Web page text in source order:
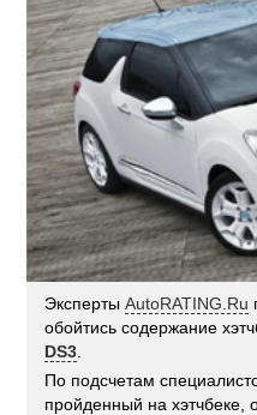
ЭкспертыAutoRATING.Ru
обойтись содержание
DS3
По подсчетам
пройденный на хэтчбеке,